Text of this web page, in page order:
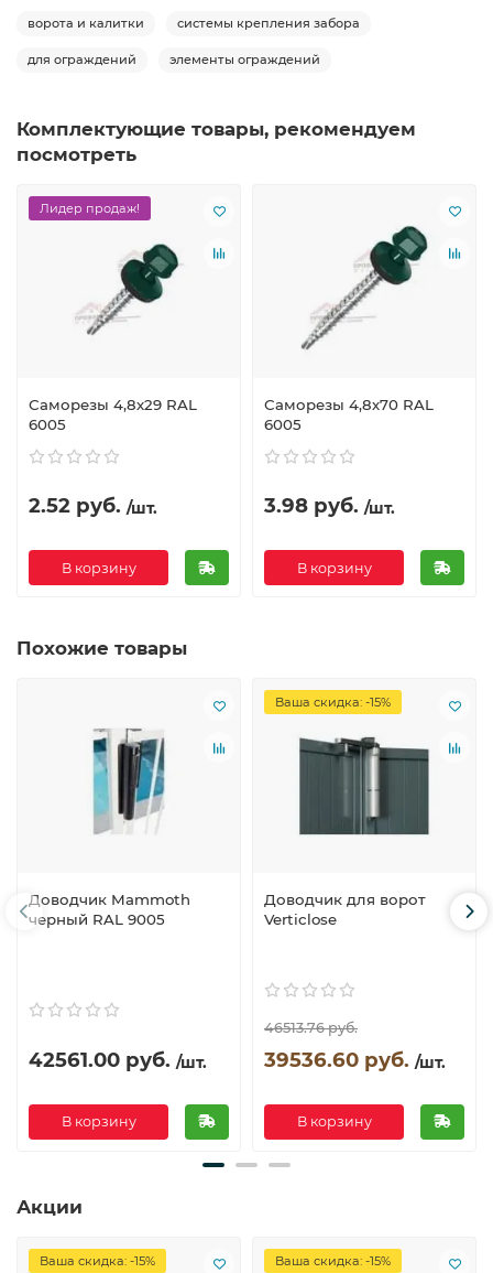
ворота и калитки системы крепления забора
для ограждений элементы ограждений
Комплектующие товары, рекомендуем
посмотреть
Лидер продаж!
Саморезы 4,8х29 RAL
6005
2.52 руб. /шт.
В корзину
Саморезы 4,8х70 RAL
6005
3.98 руб. /шт.
В корзину
Похожие товары
Доводчик Mammoth
черный RAL 9005
42561.00 руб. /шт.
В корзину
Ваша скидка: -15%
Доводчик для ворот
Verticlose
46513.76 руб.
39536.60 руб. /шт.
В корзину
Акции
Ваша скидка: -15% Ваша скидка: -15%